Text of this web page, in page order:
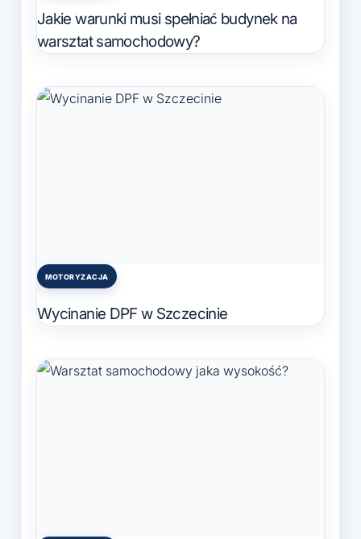
Jakie warunki musi spełniać budynek na
warsztat samochodowy?
Posted
MOTORYZACJA
Wycinanie DPF w Szczecinie